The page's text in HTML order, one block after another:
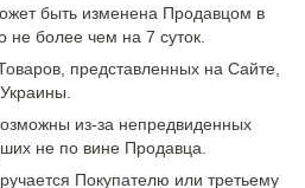
быть изменена Продавцом в
не более чем на 7 суток.
представленных на Сайте,
из-за непредвиденных
не по вине Продавца.
Покупателю или третьему